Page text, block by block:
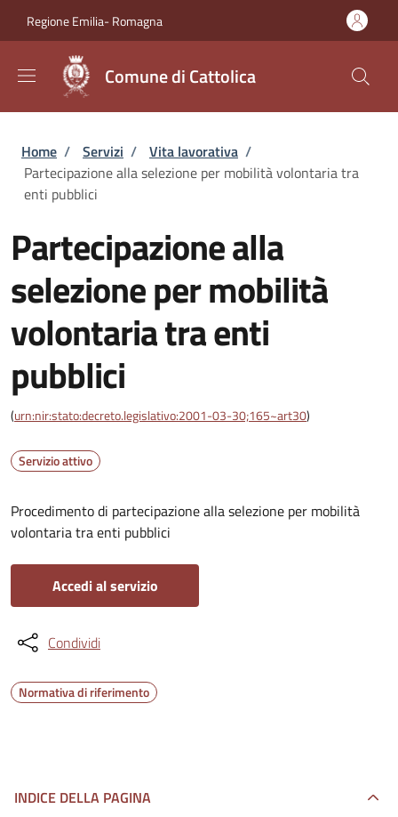
Regione Emilia- Romagna
Comune di Cattolica
Briciole di pane
Home / Servizi / Vita lavorativa /
Partecipazione alla selezione per mobilità volontaria tra
enti pubblici
Partecipazione alla
selezione per mobilità
volontaria tra enti
pubblici
(urn:nir:stato:decreto.legislativo:2001-03-30;165~art30)
Servizio attivo
Procedimento di partecipazione alla selezione per mobilità
volontaria tra enti pubblici
Accedi al servizio
Condividi
Normativa di riferimento
INDICE DELLA PAGINA